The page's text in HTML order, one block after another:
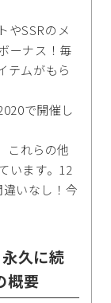
やSSRのメ
ーナス！毎
テムがもら
で開催し
これらの他
います。12
いなし！今
久に続
概要